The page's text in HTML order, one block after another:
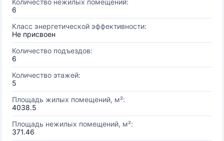
Количество нежилых помещений:
6
Класс энергетической эффективности:
Не присвоен
Количество подъездов:
6
Количество этажей:
5
Площадь жилых помещений, м²:
4038.5
Площадь нежилых помещений, м²:
371.46